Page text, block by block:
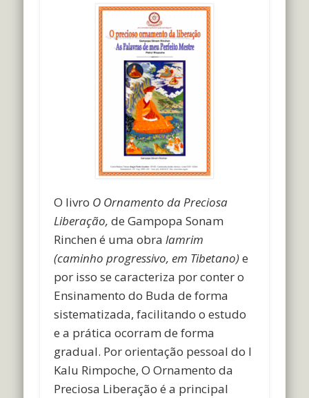
O livro O Ornamento da Preciosa
Liberação,de Gampopa Sonam
Rinchen é uma obralamrim
(caminho progressivo, em Tibetano)e
por isso se caracteriza por conter o
Ensinamento do Buda de forma
sistematizada, facilitando o estudo
e a prática ocorram de forma
gradual. Por orientação pessoal do I
Kalu Rimpoche, O Ornamento da
Preciosa Liberação é a principal